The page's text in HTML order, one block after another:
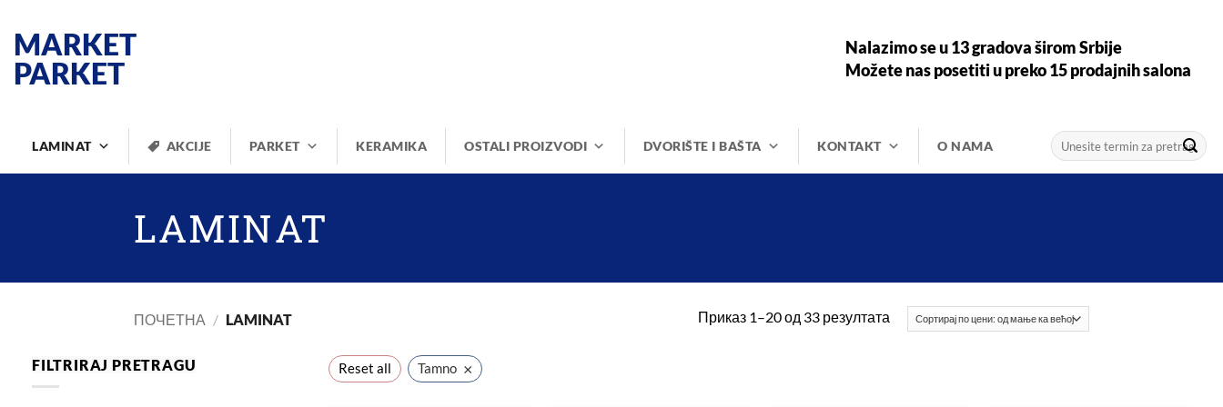
садржај
MARKET
PARKET
Nalazimo se u 13 gradova širom Srbije
Možete nas posetiti u preko 15 prodajnih salona
LAMINAT AKCIJE PARKET KERAMIKA OSTALI PROIZVODI DVORIŠTE I BAŠTA KONTAKT O NAMA
Претрага
за:
LAMINAT
ПОЧЕТНА / LAMINAT Приказ 1–20 од 33 резултатаСортирано
FILTRIRAJ PRETRAGU Reset all Tamno ×